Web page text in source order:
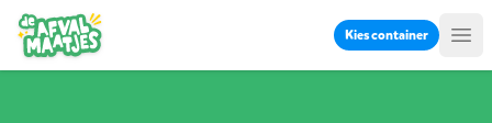
Kies container